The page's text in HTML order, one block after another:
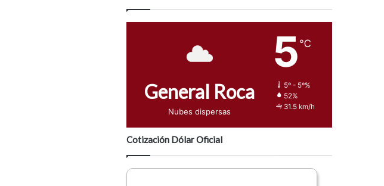
General Roca
Nubes dispersas
5 ℃
5º - 5º%
52%
31.5 km/h
Cotización Dólar Oficial